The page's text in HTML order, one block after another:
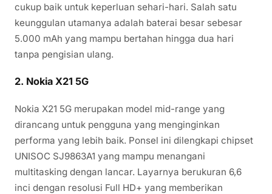
cukup baik untuk keperluan sehari-hari. Salah satu
keunggulan utamanya adalah baterai besar sebesar
5.000 mAh yang mampu bertahan hingga dua hari
tanpa pengisian ulang.
2. Nokia X21 5G
Nokia X21 5G merupakan model mid-range yang
dirancang untuk pengguna yang menginginkan
performa yang lebih baik. Ponsel ini dilengkapi chipset
UNISOC SJ9863A1 yang mampu menangani
multitasking dengan lancar. Layarnya berukuran 6,6
inci dengan resolusi Full HD+ yang memberikan